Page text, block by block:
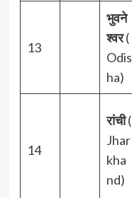
13
भुवने
श्वर(
Odis
ha)
14
रांची(
Jhar
kha
nd)